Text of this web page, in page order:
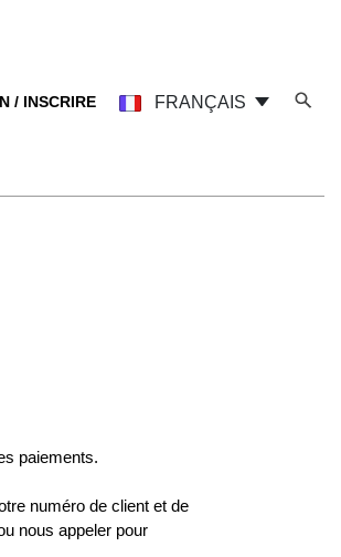
/ INSCRIRE FRANÇAIS
paiements.
numéro de client et de
nous appeler pour